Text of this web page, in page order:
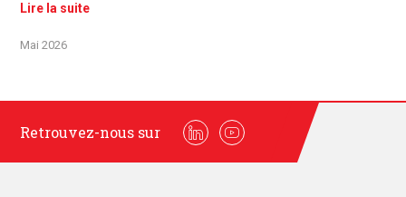
Lire la suite
Mai 2026
Retrouvez-nous sur
LinkedinYoutube